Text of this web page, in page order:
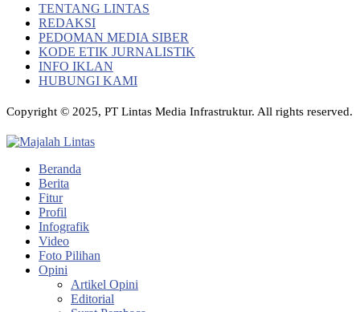
TENTANG LINTAS
REDAKSI
PEDOMAN MEDIA SIBER
KODE ETIK JURNALISTIK
INFO IKLAN
HUBUNGI KAMI
Copyright © 2025, PT Lintas Media Infrastruktur. All rights reserved.
Beranda
Berita
Fitur
Profil
Infografik
Video
Foto Pilihan
Opini
Artikel Opini
Editorial